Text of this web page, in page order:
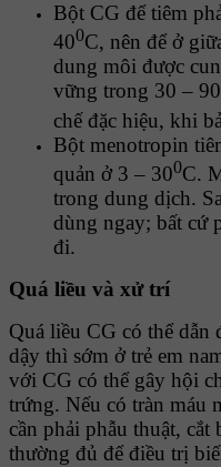
Bột CG để tiêm
400C, nên để ở
dung môi được
vững trong 30 –
chế đặc hiệu, khi
Bột menotropin
quản ở 3 – 300C.
trong dung dịch.
dùng ngay; bất cứ
đi.
Quá liều và xử trí
Quá liều CG có thể dẫn
dậy thì sớm ở trẻ em
với CG có thể gây hội
trứng. Nếu có tràn máu
cần phải phẫu thuật,
thường đủ để điều trị